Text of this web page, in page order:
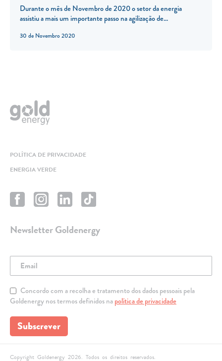
30 de Novembro 2020
Durante o mês de Novembro de 2020 o setor da energia
assistiu a mais um importante passo na agilização de...
POLÍTICA DE PRIVACIDADE
ENERGIA VERDE
Newsletter Goldenergy
Concordo com a recolha e tratamento dos dados pessoais pela
Goldenergy nos termos definidos napolítica de privacidade
Subscrever
Copyright Goldenergy 2026. Todos os direitos reservados.